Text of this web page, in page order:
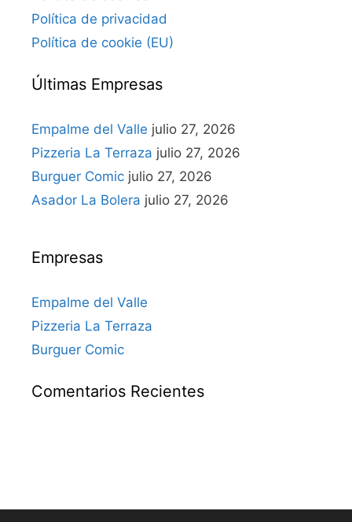
Política de privacidad
Política de cookie (EU)
Últimas Empresas
Empalme del Valle julio 27, 2026
Pizzeria La Terraza julio 27, 2026
Burguer Comic julio 27, 2026
Asador La Bolera julio 27, 2026
Empresas
Empalme del Valle
Pizzeria La Terraza
Burguer Comic
Comentarios Recientes